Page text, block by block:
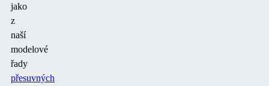
jako
z
naší
modelové
řady
přesuvných